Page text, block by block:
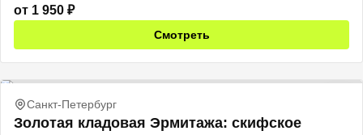
от 1 950 ₽
Смотреть
Санкт-Петербург
Золотая кладовая Эрмитажа: скифское